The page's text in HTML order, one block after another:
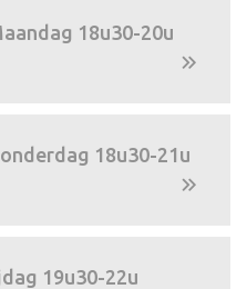
18u30-20u
18u30-21u
19u30-22u